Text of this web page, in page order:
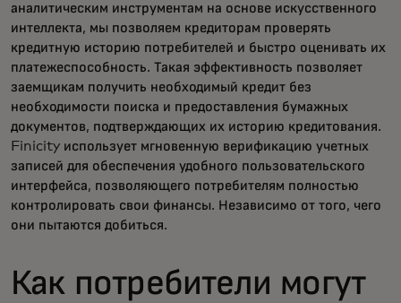
аналитическим инструментам на основе искусственного
интеллекта, мы позволяем кредиторам проверять
кредитную историю потребителей и быстро оценивать их
платежеспособность. Такая эффективность позволяет
заемщикам получить необходимый кредит без
необходимости поиска и предоставления бумажных
документов, подтверждающих их историю кредитования.
Finicity использует мгновенную верификацию учетных
записей для обеспечения удобного пользовательского
интерфейса, позволяющего потребителям полностью
контролировать свои финансы. Независимо от того, чего
они пытаются добиться.
Как потребители могут